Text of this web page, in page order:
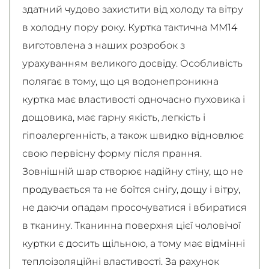
здатний чудово захистити від холоду та вітру
в холодну пору року. Куртка тактична ММ14
виготовлена з наших розробок з
урахуванням великого досвіду. Особливість
полягає в тому, що ця водонепроникна
куртка має властивості одночасно пуховика і
дощовика, має гарну якість, легкість і
гіпоалергенність, а також швидко відновлює
свою первісну форму після прання.
Зовнішній шар створює надійну стіну, що не
продувається та не боїтся снігу, дощу і вітру,
не даючи опадам просочуватися і вбиратися
в тканину. Тканинна поверхня цієї чоловічої
куртки є досить щільною, а тому має відмінні
теплоізоляційні властивості. За рахунок